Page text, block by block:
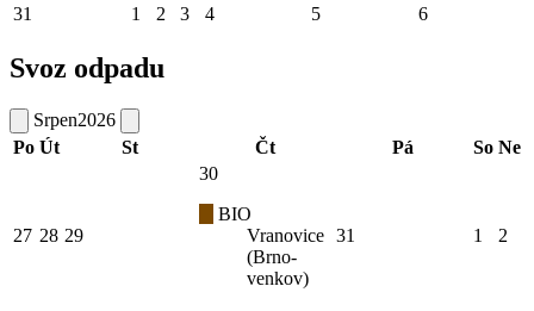
31 1 2 3 4 5 6
Svoz odpadu
Srpen2026
Po Út St Čt Pá So Ne
27 28 29
30
BIO
Vranovice
(Brno-
venkov)
31 1 2